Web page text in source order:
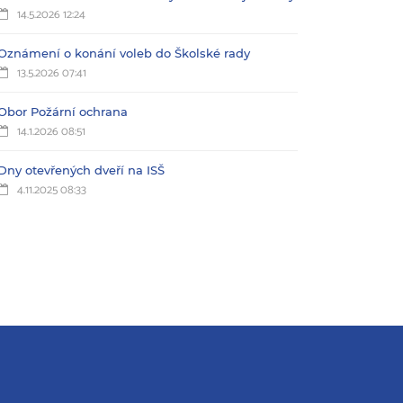
14.5.2026 12:24
o konání voleb do Školské rady
13.5.2026 07:41
Požární ochrana
14.1.2026 08:51
otevřených dveří na ISŠ
4.11.2025 08:33